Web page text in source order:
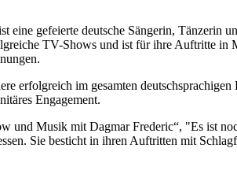
eine gefeierte deutsche Sängerin,
TV-Shows und ist für ihre Auftritte
erfolgreich im gesamten
Engagement.
und Musik mit Dagmar Frederic“, "Es ist
Sie besticht in ihren Auftritten mit